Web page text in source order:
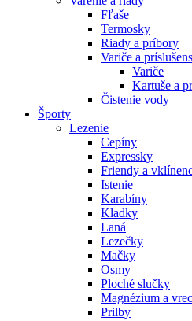
Fľaše
Termosky
Riady a príbory
Variče a
Variče
Kartuše a
Čistenie vody
Športy
Lezenie
Cepíny
Expressky
Friendy a
Istenie
Karabíny
Kladky
Laná
Lezečky
Mačky
Osmy
Ploché slučky
Magnézium a
Prilby